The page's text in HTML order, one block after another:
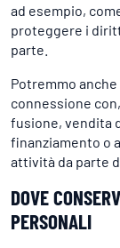
ad esempio,
proteggere i
parte.
Potremmo
connessione
fusione, vendita
finanziamento o
attività da parte
DOVE
PERSONALI